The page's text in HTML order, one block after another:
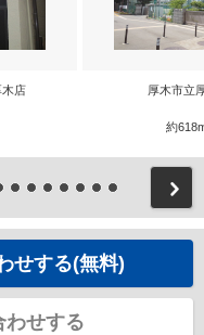
店 厚木市立
約
せする(無料)
わせする